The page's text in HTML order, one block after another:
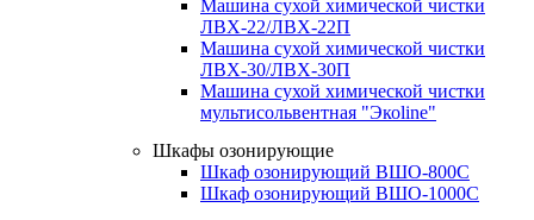
Машина сухой химической чистки
ЛВХ-22/ЛВХ-22П
Машина сухой химической чистки
ЛВХ-30/ЛВХ-30П
Машина сухой химической чистки
мультисольвентная "Экоline"
Шкафы озонирующие
Шкаф озонирующий ВШО-800С
Шкаф озонирующий ВШО-1000С